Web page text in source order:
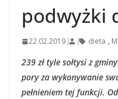
podwyżki
22.02.2019 dieta ,
239 zł tyle sołtysi z
pory za wykonywanie
pełnieniem tej funkcji.